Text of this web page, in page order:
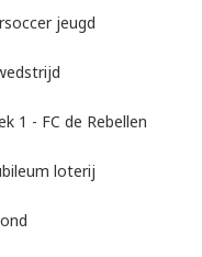
jeugd
- FC de Rebellen
loterij